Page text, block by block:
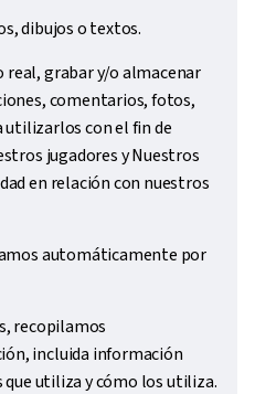
dibujos o textos.
real, grabar y/o almacenar
comentarios, fotos,
utilizarlos con el fin de
jugadores y Nuestros
en relación con nuestros
automáticamente por
recopilamos
incluida información
utiliza y cómo los utiliza.